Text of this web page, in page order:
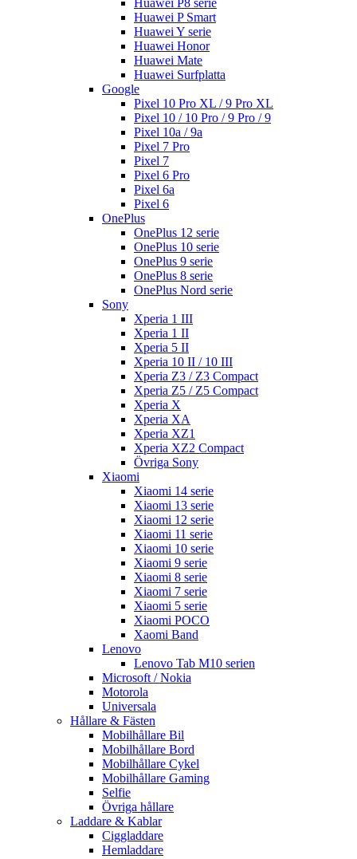
Huawei P8 serie
Huawei P Smart
Huawei Y serie
Huawei Honor
Huawei Mate
Huawei Surfplatta
Google
Pixel 10 Pro XL / 9 Pro XL
Pixel 10 / 10 Pro / 9 Pro / 9
Pixel 10a / 9a
Pixel 7 Pro
Pixel 7
Pixel 6 Pro
Pixel 6a
Pixel 6
OnePlus
OnePlus 12 serie
OnePlus 10 serie
OnePlus 9 serie
OnePlus 8 serie
OnePlus Nord serie
Sony
Xperia 1 III
Xperia 1 II
Xperia 5 II
Xperia 10 II / 10 III
Xperia Z3 / Z3 Compact
Xperia Z5 / Z5 Compact
Xperia X
Xperia XA
Xperia XZ1
Xperia XZ2 Compact
Övriga Sony
Xiaomi
Xiaomi 14 serie
Xiaomi 13 serie
Xiaomi 12 serie
Xiaomi 11 serie
Xiaomi 10 serie
Xiaomi 9 serie
Xiaomi 8 serie
Xiaomi 7 serie
Xiaomi 5 serie
Xiaomi POCO
Xaomi Band
Lenovo
Lenovo Tab M10 serien
Microsoft / Nokia
Motorola
Universala
Hållare & Fästen
Mobilhållare Bil
Mobilhållare Bord
Mobilhållare Cykel
Mobilhållare Gaming
Selfie
Övriga hållare
Laddare & Kablar
Ciggladdare
Hemladdare